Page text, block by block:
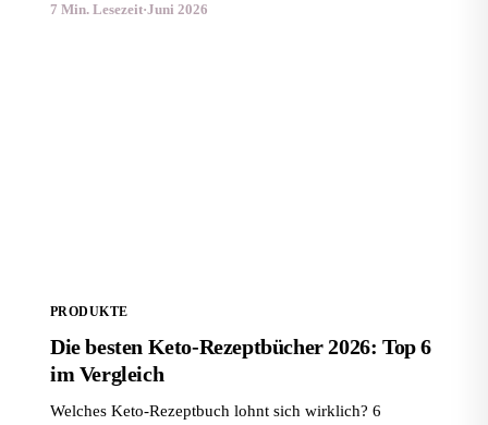
7 Min. Lesezeit·Juni 2026
PRODUKTE
Die besten Keto-Rezeptbücher 2026: Top 6
im Vergleich
Welches Keto-Rezeptbuch lohnt sich wirklich? 6